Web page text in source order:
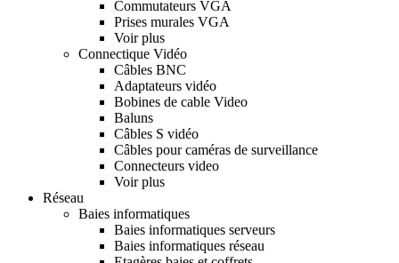
Commutateurs VGA
Prises murales VGA
Voir plus
Connectique Vidéo
Câbles BNC
Adaptateurs vidéo
Bobines de cable Video
Baluns
Câbles S vidéo
Câbles pour caméras de surveillance
Connecteurs video
Voir plus
Réseau
Baies informatiques
Baies informatiques serveurs
Baies informatiques réseau